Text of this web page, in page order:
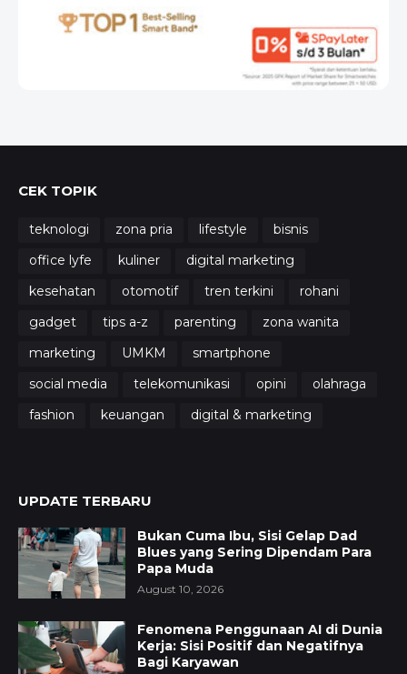
CEK TOPIK
teknologi zona pria lifestyle
bisnis
office lyfe
kuliner
digital marketing
kesehatan
otomotif tren terkini
rohani
gadget
tips a-z parenting
zona wanita
marketing
UMKM
smartphone
social media
telekomunikasi opini
olahraga
fashion
keuangan digital & marketing
UPDATE TERBARU
Bukan Cuma Ibu, Sisi Gelap Dad
Blues yang Sering Dipendam Para
Papa Muda
August 10, 2026
Fenomena Penggunaan AI di Dunia
Kerja: Sisi Positif dan Negatifnya
Bagi Karyawan